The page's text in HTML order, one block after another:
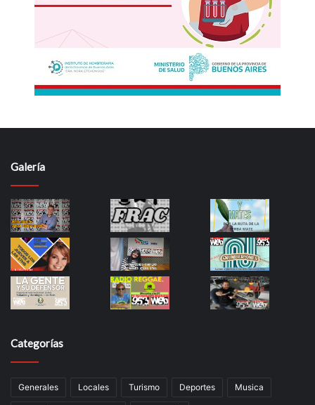
Galería
Categorías
Generales Locales Turismo Deportes Musica